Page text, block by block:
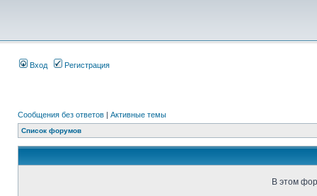
Вход Регистрация
Сообщения без ответов | Активные темы
Список форумов
В этом